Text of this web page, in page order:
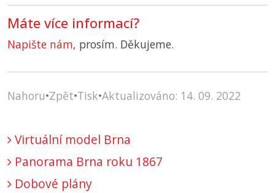
Máte více informací?
Napište nám, prosím. Děkujeme.
Nahoru•Zpět•Tisk•Aktualizováno: 14. 09. 2022
Virtuální model Brna
Panorama Brna roku 1867
Dobové plány